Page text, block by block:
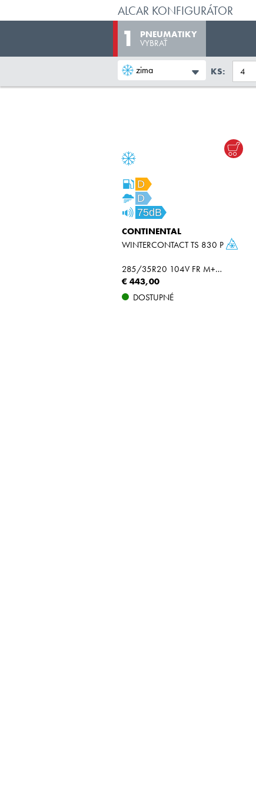
ALCAR KONFIGURÁTOR
PNEUMATIKY
VYBRAŤ
zima KS:
D
D
75dB
CONTINENTAL
WINTERCONTACT TS 830 P
285/35R20 104V FR M+S MO XL
€ 443,00
DOSTUPNÉ